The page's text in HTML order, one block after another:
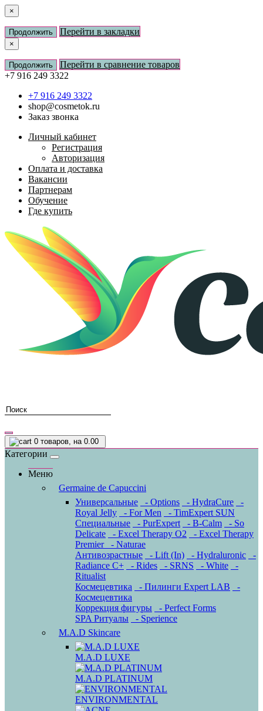
×
Продолжить Перейти в закладки
×
Продолжить
Перейти в сравнение товаров
+7 916 249 3322
+7 916 249 3322
shop@cosmetok.ru
Заказ звонка
Личный кабинет
Регистрация
Авторизация
Оплата и доставка
Вакансии
Партнерам
Обучение
Где купить
0 товаров, на 0.00
Категории
Меню
Germaine de Capuccini
Универсальные
- Options - HydraCure
-
Royal Jelly
- For Men
- TimExpert SUN
Специальные
- PurExpert - B-Calm
- So
Delicate
- Excel Therapy O2
- Excel Therapy
Premier
- Naturae
Антивозрастные
- Lift (In) - Hydraluronic
-
Radiance C+
- Rides - SRNS - White
-
Ritualist
Космецевтика
- Пилинги Expert LAB
-
Космецевтика
Коррекция фигуры
- Perfect Forms
SPA Ритуалы
- Sperience
M.A.D Skincare
M.A.D LUXE
M.A.D PLATINUM
ENVIRONMENTAL